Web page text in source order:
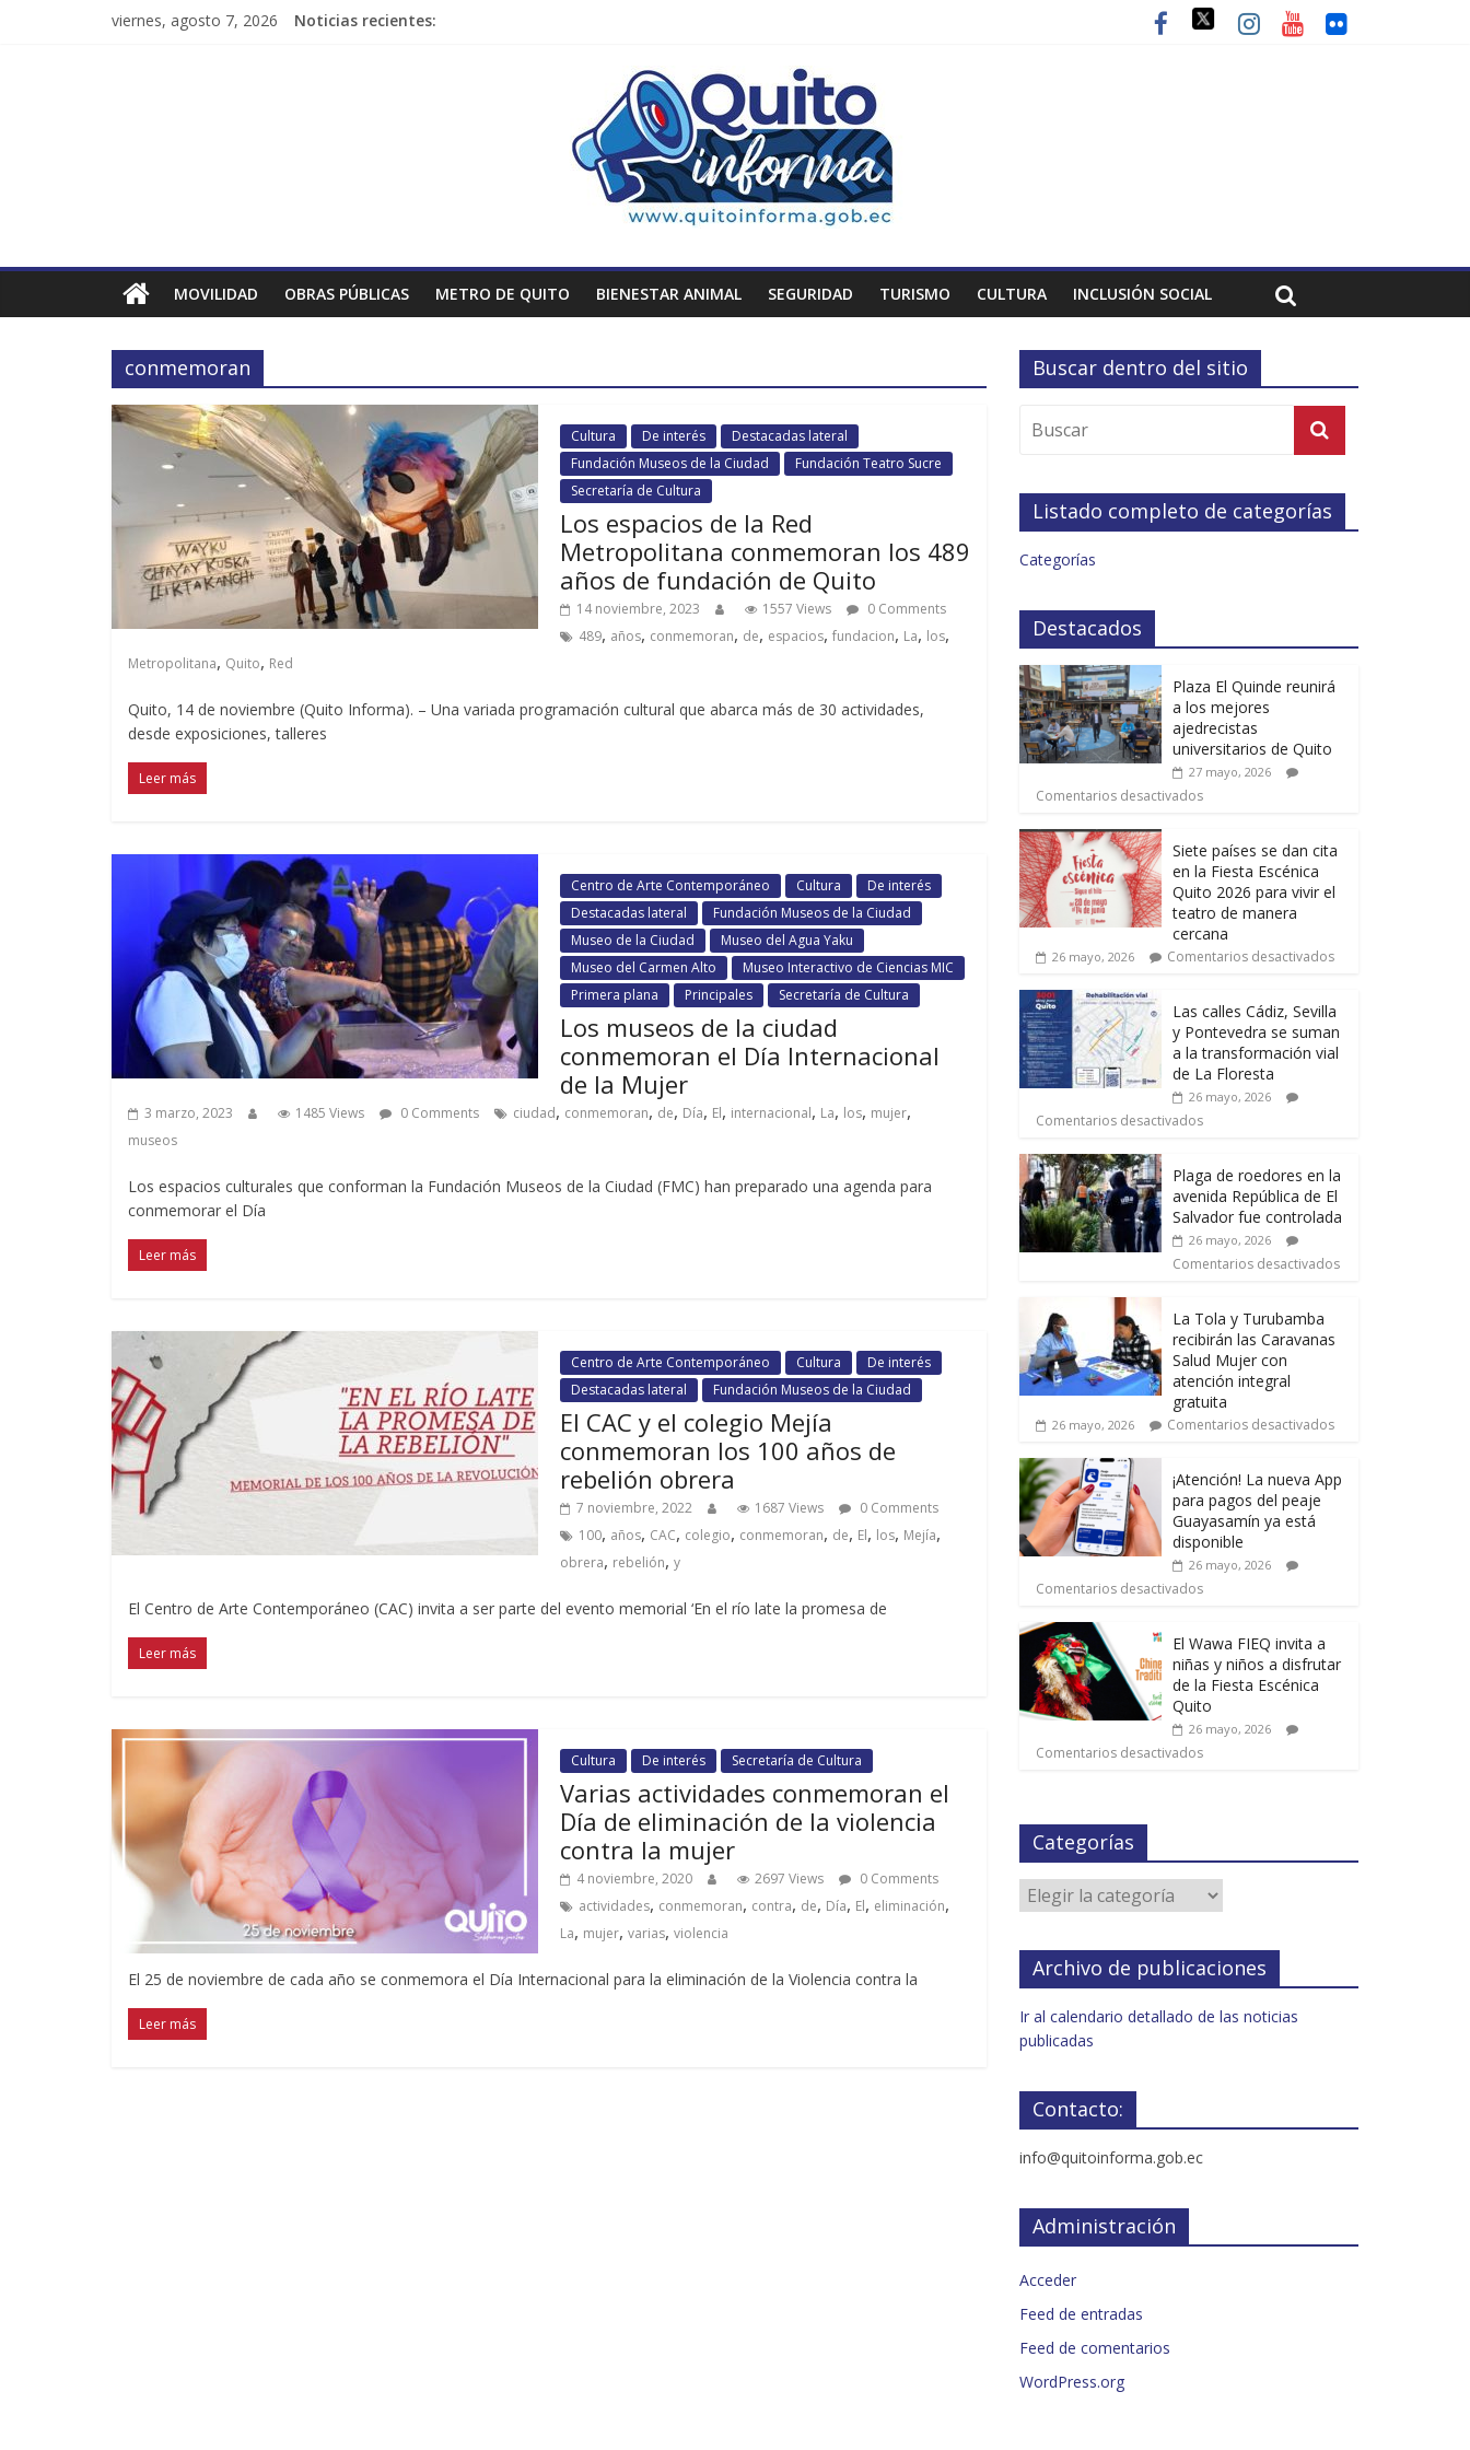
viernes, agosto 7, 2026 Noticias recientes:
MOVILIDAD OBRAS PÚBLICAS METRO DE QUITO BIENESTAR ANIMAL SEGURIDAD TURISMO CULTURA INCLUSIÓN SOCIAL
conmemoran
Cultura De interés
Destacadas lateral
Fundación Museos de la Ciudad
Fundación Teatro Sucre
Secretaría de Cultura
Los espacios de la Red
Metropolitana conmemoran los 489
años de fundación de Quito
14 noviembre, 2023 1557 Views
0 Comments
489, años, conmemoran, de, espacios, fundacion, La, los,
Metropolitana, Quito, Red
Quito, 14 de noviembre (Quito Informa). – Una variada programación cultural que abarca más de 30 actividades,
desde exposiciones, talleres
Leer más
Centro de Arte Contemporáneo Cultura
De interés
Destacadas lateral
Fundación Museos de la Ciudad
Museo de la Ciudad
Museo del Agua Yaku
Museo del Carmen Alto
Museo Interactivo de Ciencias MIC
Primera plana
Principales Secretaría de Cultura
Los museos de la ciudad
conmemoran el Día Internacional
de la Mujer
3 marzo, 2023 1485 Views 0 Comments ciudad, conmemoran, de, Día, El, internacional, La, los, mujer,
museos
Los espacios culturales que conforman la Fundación Museos de la Ciudad (FMC) han preparado una agenda para
conmemorar el Día
Leer más
Centro de Arte Contemporáneo Cultura
De interés
Destacadas lateral
Fundación Museos de la Ciudad
El CAC y el colegio Mejía
conmemoran los 100 años de
rebelión obrera
7 noviembre, 2022 1687 Views
0 Comments
100, años, CAC, colegio, conmemoran, de, El, los, Mejía,
obrera, rebelión, y
El Centro de Arte Contemporáneo (CAC) invita a ser parte del evento memorial ‘En el río late la promesa de
Leer más
Cultura De interés Secretaría de Cultura
Varias actividades conmemoran el
Día de eliminación de la violencia
contra la mujer
4 noviembre, 2020 2697 Views
0 Comments
actividades, conmemoran, contra, de, Día, El, eliminación,
La, mujer, varias, violencia
El 25 de noviembre de cada año se conmemora el Día Internacional para la eliminación de la Violencia contra la
Leer más
Buscar dentro del sitio
Listado completo de categorías
Categorías
Destacados
Plaza El Quinde reunirá
a los mejores
ajedrecistas
universitarios de Quito
27 mayo, 2026
Comentarios desactivados
Siete países se dan cita
en la Fiesta Escénica
Quito 2026 para vivir el
teatro de manera
cercana
26 mayo, 2026 Comentarios desactivados
Las calles Cádiz, Sevilla
y Pontevedra se suman
a la transformación vial
de La Floresta
26 mayo, 2026
Comentarios desactivados
Plaga de roedores en la
avenida República de El
Salvador fue controlada
26 mayo, 2026
Comentarios desactivados
La Tola y Turubamba
recibirán las Caravanas
Salud Mujer con
atención integral
gratuita
26 mayo, 2026 Comentarios desactivados
¡Atención! La nueva App
para pagos del peaje
Guayasamín ya está
disponible
26 mayo, 2026
Comentarios desactivados
El Wawa FIEQ invita a
niñas y niños a disfrutar
de la Fiesta Escénica
Quito
26 mayo, 2026
Comentarios desactivados
Categorías
Archivo de publicaciones
Ir al calendario detallado de las noticias
publicadas
Contacto:
info@quitoinforma.gob.ec
Administración
Acceder
Feed de entradas
Feed de comentarios
WordPress.org